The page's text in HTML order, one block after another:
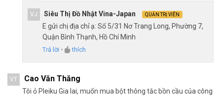
VJ Siêu Thị Đồ Nhật Vina-Japan QUẢN TRỊ VIÊN
E gửi chị địa chỉ ạ: Số 5/31 Nơ Trang Long, Phường 7,
Quận Bình Thạnh, Hồ Chí Minh
Trả lời • thích
VT Cao Văn Thăng
Tôi ỏ Pleiku Gia lai, muốn mua bột thông tắc bồn cầu của công